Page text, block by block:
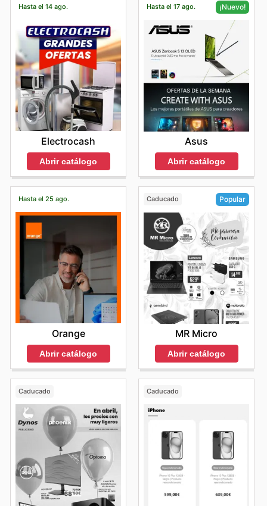
Hasta el 14 ago.
Electrocash
Abrir catálogo
Hasta el 17 ago. ¡Nuevo!
Asus
Abrir catálogo
Hasta el 25 ago.
Orange
Abrir catálogo
Caducado Popular
MR Micro
Abrir catálogo
Caducado Caducado